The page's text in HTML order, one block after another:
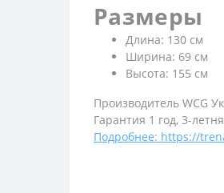
Размеры
Длина: 130 см
Ширина: 69 см
Высота: 155 см
Производитель WCG
Гарантия 1 год, 3-
Подробнее: https://